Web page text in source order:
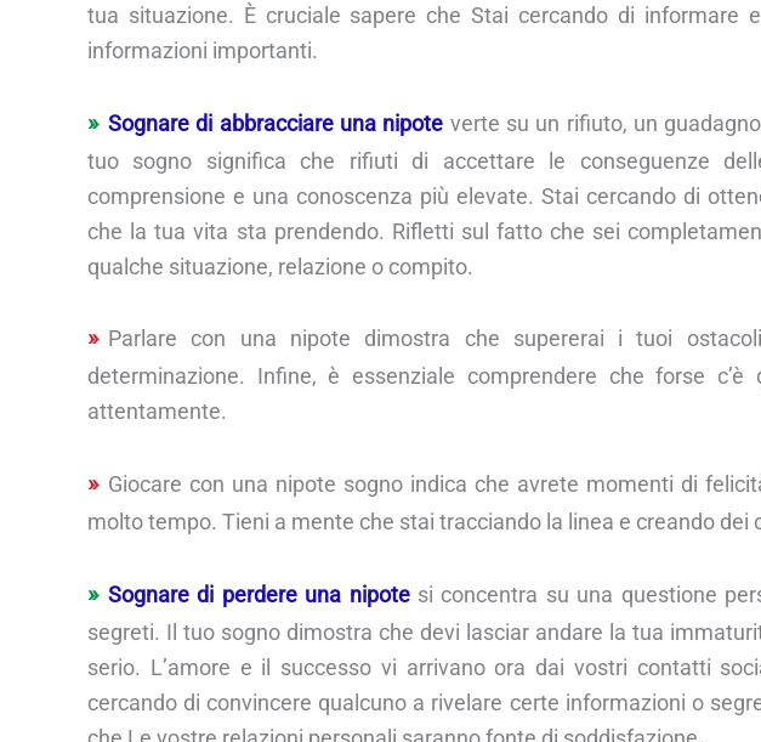
tua situazione. È cruciale sapere che Stai cercando di informare
informazioni importanti.
Sognare di abbracciare una nipote verte su un rifiuto, un
tuo sogno significa che rifiuti di accettare le conseguenze
comprensione e una conoscenza più elevate. Stai cercando di
che la tua vita sta prendendo. Rifletti sul fatto che sei
qualche situazione, relazione o compito.
Parlare con una nipote dimostra che supererai i tuoi
determinazione. Infine, è essenziale comprendere che forse c’è
attentamente.
Giocare con una nipote sogno indica che avrete momenti di
molto tempo. Tieni a mente che stai tracciando la linea e creando dei
Sognare di perdere una nipotesi concentra su una questione
segreti. Il tuo sogno dimostra che devi lasciar andare la tua
serio. L’amore e il successo vi arrivano ora dai vostri contatti
cercando di convincere qualcuno a rivelare certe informazioni o